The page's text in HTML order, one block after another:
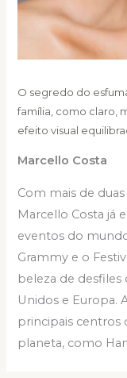
O segredo do
família, como claro,
efeito visual
Marcello Costa
Com mais de
Marcello Costa já
eventos do
Grammy e o
beleza de
Unidos e Europa.
principais centros
planeta, como